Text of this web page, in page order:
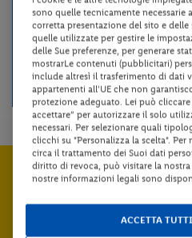
Iscriviti
RICEVI LE
sono quelle tecnicamente necessarie
corretta presentazione del sito e
quelle utilizzate per gestire le
delle Sue preferenze, per generare
mostrarLe contenuti (pubblicitari)
include altresì il trasferimento di dati
appartenenti all'UE che non
protezione adeguato. Lei può
accettare” per autorizzare il solo
necessari. Per selezionare quali
clicchi su "Personalizza la scelta".
circa il trattamento dei Suoi dati
diritto di revoca, può visitare la nostra
nostre informazioni legali sono
ACCETTA